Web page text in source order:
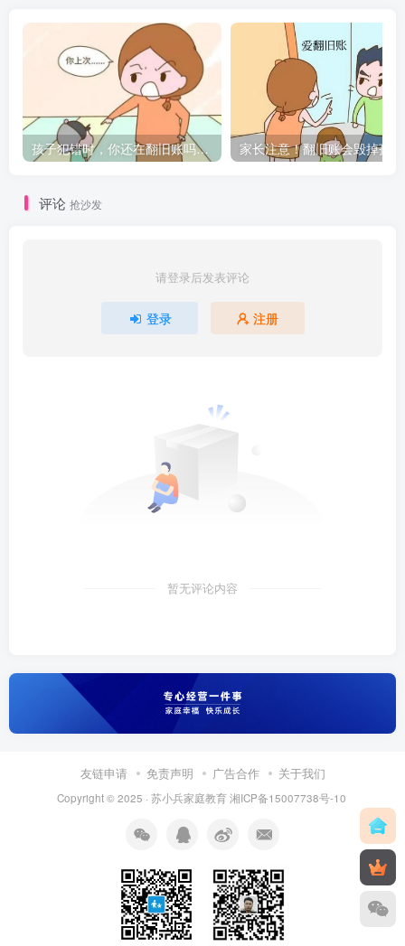
孩子犯错时，你还在翻旧账吗？学会科学教育的秘笈！
评论 抢沙发
请登录后发表评论
登录 注册
暂无评论内容
友链申请 免责声明 广告合作 关于我们
Copyright © 2025 · 苏小兵家庭教育 湘ICP备15007738号-10